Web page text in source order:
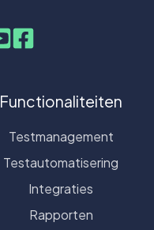
Functionaliteiten
Testmanagement
Testautomatisering
Integraties
Rapporten